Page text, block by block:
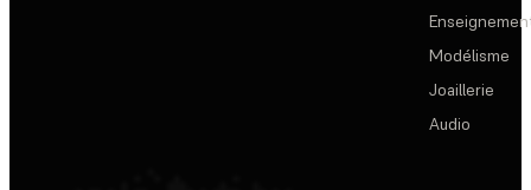
Modélisme
Joaillerie
Audio